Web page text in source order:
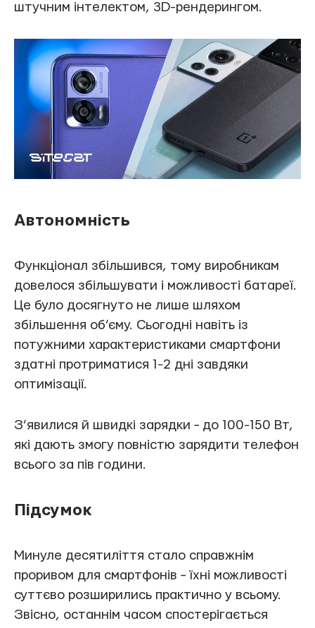
штучним інтелектом, 3D-рендерингом.
Автономність
Функціонал збільшився, тому виробникам
довелося збільшувати і можливості батареї.
Це було досягнуто не лише шляхом
збільшення об’єму. Сьогодні навіть із
потужними характеристиками смартфони
здатні протриматися 1-2 дні завдяки
оптимізації.
З’явилися й швидкі зарядки − до 100-150 Вт,
які дають змогу повністю зарядити телефон
всього за пів години.
Підсумок
Минуле десятиліття стало справжнім
проривом для смартфонів − їхні можливості
суттєво розширились практично у всьому.
Звісно, останнім часом спостерігається